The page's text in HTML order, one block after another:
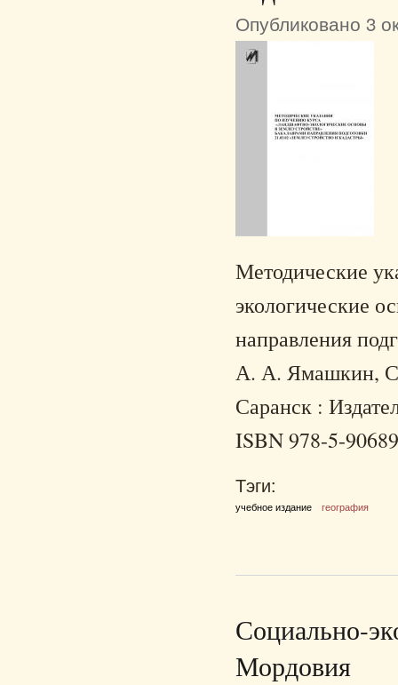
Опубликовано 3
Методические
экологические
направления
А. А. Ямашкин,
Саранск :
ISBN 978-5-
Тэги:
учебное издание география
Социально-
Мордовия